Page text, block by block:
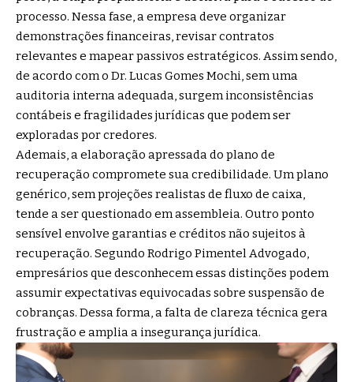
processo. Nessa fase, a empresa deve organizar
demonstrações financeiras, revisar contratos
relevantes e mapear passivos estratégicos. Assim sendo,
de acordo com o Dr. Lucas Gomes Mochi, sem uma
auditoria interna adequada, surgem inconsistências
contábeis e fragilidades jurídicas que podem ser
exploradas por credores.
Ademais, a elaboração apressada do plano de
recuperação compromete sua credibilidade. Um plano
genérico, sem projeções realistas de fluxo de caixa,
tende a ser questionado em assembleia. Outro ponto
sensível envolve garantias e créditos não sujeitos à
recuperação. Segundo Rodrigo Pimentel Advogado,
empresários que desconhecem essas distinções podem
assumir expectativas equivocadas sobre suspensão de
cobranças. Dessa forma, a falta de clareza técnica gera
frustração e amplia a insegurança jurídica.